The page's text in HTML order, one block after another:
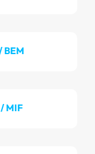
BEM
MIF